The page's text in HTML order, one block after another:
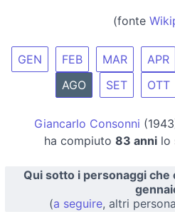
(fonte
GEN FEB MAR APR
AGO
SET OTT
Giancarlo Consonni
ha compiuto 83 annilo
Qui sotto i personaggi che
(a seguire, altri